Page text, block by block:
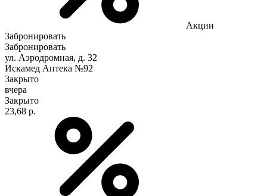
Акции
Забронировать
Забронировать
ул. Аэродромная, д. 32
Искамед Аптека №92
Закрыто
вчера
Закрыто
23,68 р.